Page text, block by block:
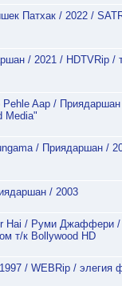
Патхак / 2022 /
/ 2021 / HDTVRip /
Pehle Aap /
Media"
/ Приядаршан /
/ 2003
Hai / Руми Джаффери /
т/к Bollywood HD
/ WEBRip / элегия